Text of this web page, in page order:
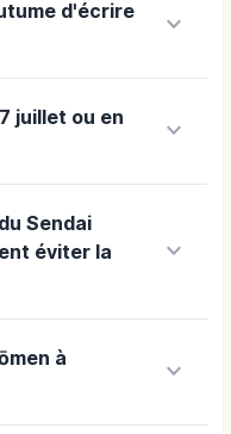
d'écrire
keyboard_arrow_down
juillet ou en
keyboard_arrow_down
Sendai
éviter la
keyboard_arrow_down
à
keyboard_arrow_down